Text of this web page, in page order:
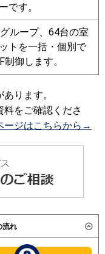
です。
ループ、64台の室
トを一括・個別で
制御します。
ります。
をご確認くださ
ージはこちらから→
流れ